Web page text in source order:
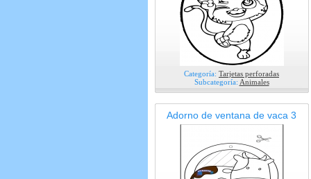
Categoría: Tarjetas perforadas
Subcategoría: Animales
Adorno de ventana de vaca 3